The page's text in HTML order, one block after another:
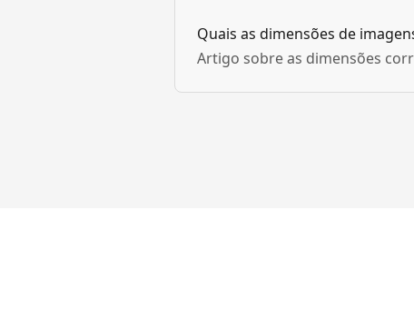
Quais as dimensões de
Artigo sobre as dimensões